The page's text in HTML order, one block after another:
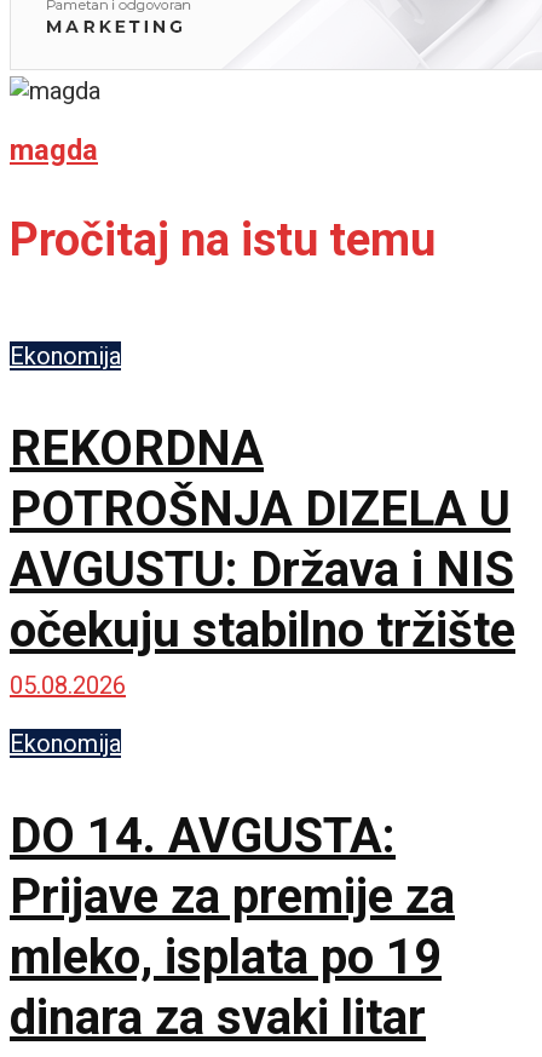
magda
Pročitaj na istu temu
Ekonomija
REKORDNA
POTROŠNJA DIZELA U
AVGUSTU: Država i NIS
očekuju stabilno tržište
05.08.2026
Ekonomija
DO 14. AVGUSTA:
Prijave za premije za
mleko, isplata po 19
dinara za svaki litar